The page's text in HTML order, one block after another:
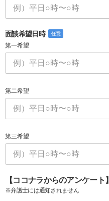
面談希望日時 任意
第一希望
第二希望
第三希望
【ココナラからのアンケート】
※弁護士には通知されません